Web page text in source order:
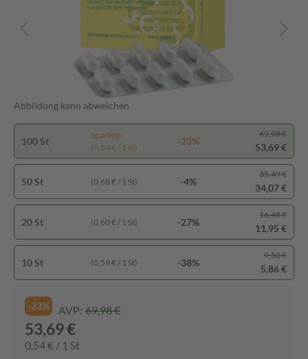
Abbildung kann abweichen
100 St
Spartipp
(0,54 € / 1 St)
-23%
69,98 €
53,69 €
50 St (0,68 € / 1 St) -4%
35,49 €
34,07 €
20 St (0,60 € / 1 St) -27%
16,48 €
11,95 €
10 St (0,59 € / 1 St) -38%
9,50 €
5,86 €
-23% AVP: 69,98 €
53,69 €
0,54 € / 1 St